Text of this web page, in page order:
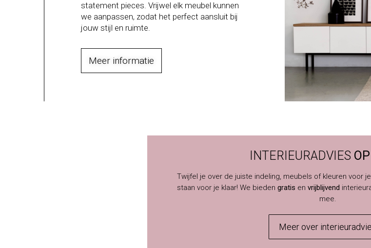
statement pieces. Vrijwel elk meubel kunnen
we aanpassen, zodat het perfect aansluit bij
jouw stijl en ruimte.
Meer informatie
INTERIEURADVIES
Twijfel je over de juiste indeling, meubels of kleuren voor
staan voor je klaar! We bieden gratis en vrijblijvend
mee.
Meer over